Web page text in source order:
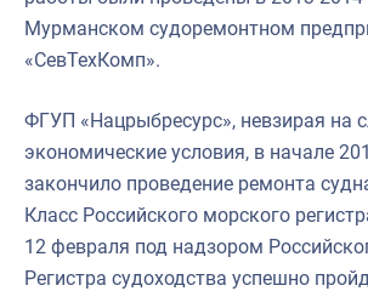
Мурманском судоремонтном
«СевТехКомп».
ФГУП «Нацрыбресурс», невзирая на
экономические условия, в начале
закончило проведение ремонта
Класс Российского морского
12 февраля под надзором
Регистра судоходства успешно